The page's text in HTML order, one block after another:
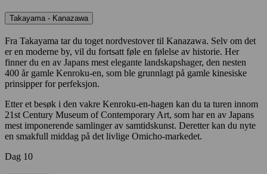
Takayama - Kanazawa
Fra Takayama tar du toget nordvestover til Kanazawa. Selv om det
er en moderne by, vil du fortsatt føle en følelse av historie. Her
finner du en av Japans mest elegante landskapshager, den nesten
400 år gamle Kenroku-en, som ble grunnlagt på gamle kinesiske
prinsipper for perfeksjon.
Etter et besøk i den vakre Kenroku-en-hagen kan du ta turen innom
21st Century Museum of Contemporary Art, som har en av Japans
mest imponerende samlinger av samtidskunst. Deretter kan du nyte
en smakfull middag på det livlige Omicho-markedet.
Dag 10